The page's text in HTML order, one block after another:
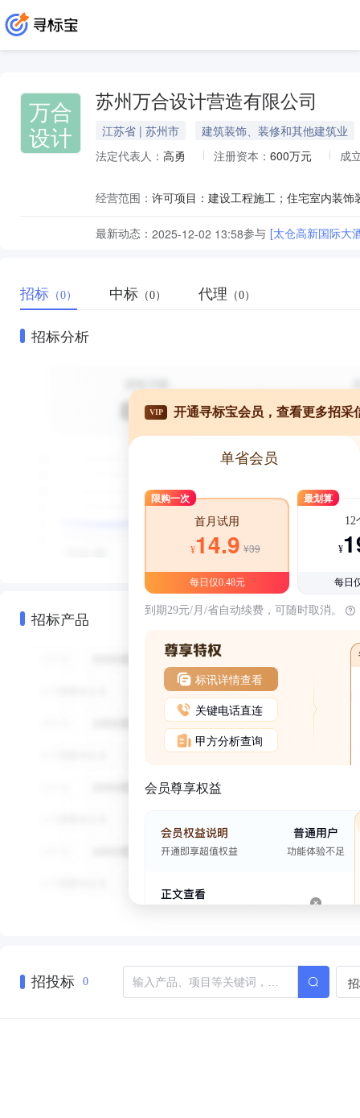
万合
设计
苏州万合设计营造有限公司
江苏省 | 苏州市
建筑装饰、装修和其他建筑业
法定代表人： 高勇 注册资本： 600万元 成
经营范围：
最新动态： 2025-12-02 13:58参与
招标 （0） 中标 （0） 代理 （0）
招标分析
招标产品
VIP 开通寻标宝会员，查看更多招采
单省会员
限购一次
首月试用
¥14.9 ¥39
每日仅0.48元
最划算
12
¥
每日
到期29元/月/省自动续费，可随时取消。
标讯详情查看
关键电话直连
甲方分析查询
会员尊享权益
招投标 0